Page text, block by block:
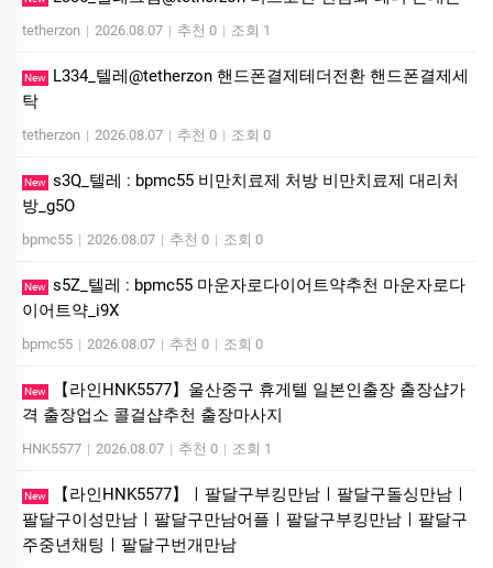
tetherzon | 2026.08.07 | 추천 0 | 조회 1
New
L334_텔레@tetherzon 핸드폰결제테더전환 핸드폰결제세
탁
tetherzon | 2026.08.07 | 추천 0 | 조회 0
New s3Q_텔레 : bpmc55 비만치료제 처방 비만치료제 대리처
방_g5O
bpmc55 | 2026.08.07 | 추천 0 | 조회 0
New s5Z_텔레 : bpmc55 마운자로다이어트약추천 마운자로다
이어트약_i9X
bpmc55 | 2026.08.07 | 추천 0 | 조회 0
New
【라인HNK5577】울산중구 휴게텔 일본인출장 출장샵가
격 출장업소 콜걸샵추천 출장마사지
HNK5577 | 2026.08.07 | 추천 0 | 조회 1
New
【라인HNK5577】ㅣ팔달구부킹만남ㅣ팔달구돌싱만남ㅣ
팔달구이성만남ㅣ팔달구만남어플ㅣ팔달구부킹만남ㅣ팔달구
주중년채팅ㅣ팔달구번개만남